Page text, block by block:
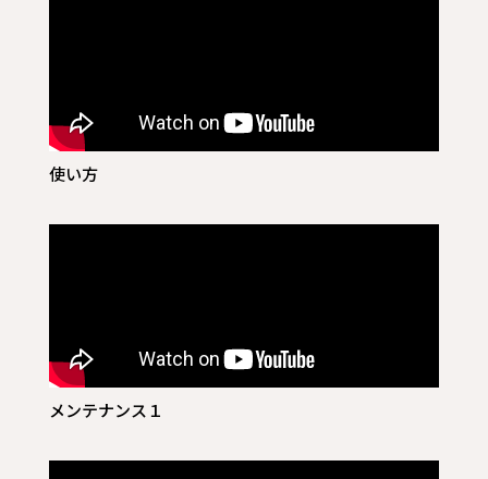
使い方
メンテナンス１